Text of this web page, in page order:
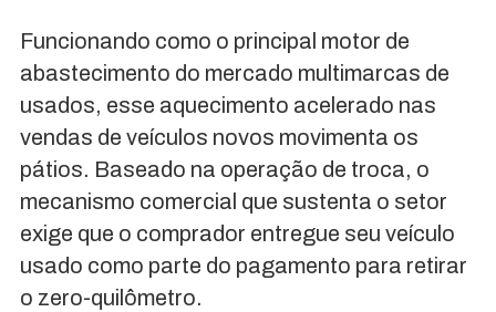
Funcionando como o principal motor de
abastecimento do mercado multimarcas de
usados, esse aquecimento acelerado nas
vendas de veículos novos movimenta os
pátios. Baseado na operação de troca, o
mecanismo comercial que sustenta o setor
exige que o comprador entregue seu veículo
usado como parte do pagamento para retirar
o zero-quilômetro.